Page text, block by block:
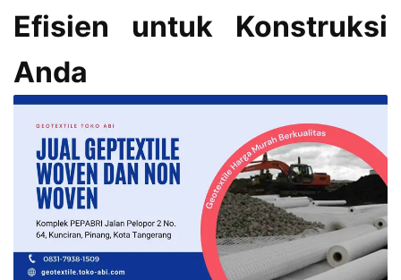
Efisien untuk Konstruksi
Anda